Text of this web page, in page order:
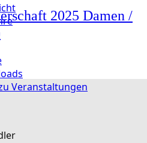
Veranstaltungen
2025 Damen /